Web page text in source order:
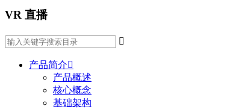
VR 直播

产品简介
产品概述
核心概念
基础架构